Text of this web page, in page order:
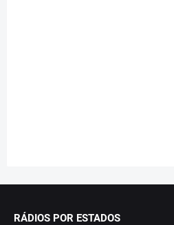
RÁDIOS POR ESTADOS